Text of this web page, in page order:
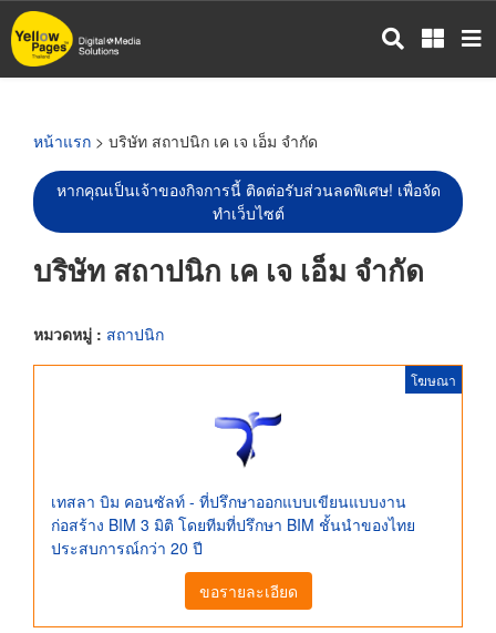
ข้าม
ไป
หน้าแรก > บริษัท สถาปนิก เค เจ เอ็ม จำกัด
หากคุณเป็นเจ้าของกิจการนี้ ติดต่อรับส่วนลดพิเศษ! เพื่อจัด
ทำเว็บไซต์
บริษัท สถาปนิก เค เจ เอ็ม จำกัด
หมวดหมู่ : สถาปนิก
โฆษณา
เทสลา บิม คอนซัลท์ - ที่ปรึกษาออกแบบเขียนแบบงาน
ก่อสร้าง BIM 3 มิติ โดยทีมที่ปรึกษา BIM ชั้นนำของไทย
ประสบการณ์กว่า 20 ปี
ขอรายละเอียด